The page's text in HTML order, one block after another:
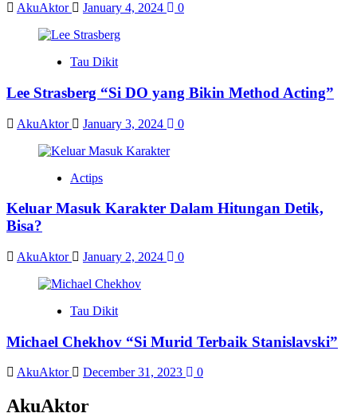
AkuAktor January 4, 2024 0
Tau Dikit
Lee Strasberg “Si DO yang Bikin Method Acting”
AkuAktor January 3, 2024 0
Actips
Keluar Masuk Karakter Dalam Hitungan Detik,
Bisa?
AkuAktor January 2, 2024 0
Tau Dikit
Michael Chekhov “Si Murid Terbaik Stanislavski”
AkuAktor December 31, 2023 0
AkuAktor